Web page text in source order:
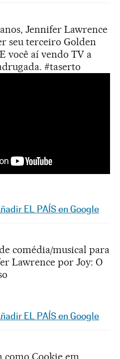
Jennifer Lawrence
seu terceiro Golden
você aí vendo TV a
#taserto
Facebook
en Twitter
Redes Sociales
EL PAÍS en Google
comédia/musical para
Lawrence por Joy: O
Facebook
en Twitter
Redes Sociales
EL PAÍS en Google
como Cookie em